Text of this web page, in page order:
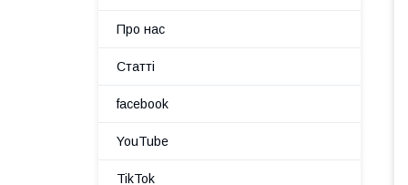
Про нас
Статті
facebook
YouTube
TikTok